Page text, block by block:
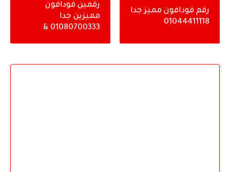
رقم فودافون مميز جدا
01044411118
رقمين فودافون
مميزين جدا
01080700333 &